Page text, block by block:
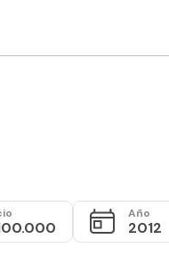
Año
2012